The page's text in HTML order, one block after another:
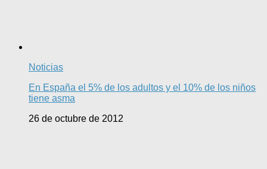
Noticias
En España el 5% de los adultos y el 10% de los niños
tiene asma
26 de octubre de 2012